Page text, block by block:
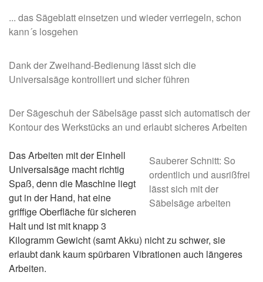
... das Sägeblatt einsetzen und wieder verriegeln, schon
kann´s losgehen
Dank der Zweihand-Bedienung lässt sich die
Universalsäge kontrolliert und sicher führen
Der Sägeschuh der Säbelsäge passt sich automatisch der
Kontour des Werkstücks an und erlaubt sicheres Arbeiten
Sauberer Schnitt: So
ordentlich und ausrißfrei
lässt sich mit der
Säbelsäge arbeiten
Das Arbeiten mit der Einhell
Universalsäge macht richtig
Spaß, denn die Maschine liegt
gut in der Hand, hat eine
griffige Oberfläche für sicheren
Halt und ist mit knapp 3
Kilogramm Gewicht (samt Akku) nicht zu schwer, sie
erlaubt dank kaum spürbaren Vibrationen auch längeres
Arbeiten.